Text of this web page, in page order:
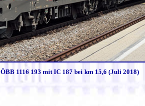
ÖBB 1116 193 mit IC 187 bei km 15,6 (Juli 2018)